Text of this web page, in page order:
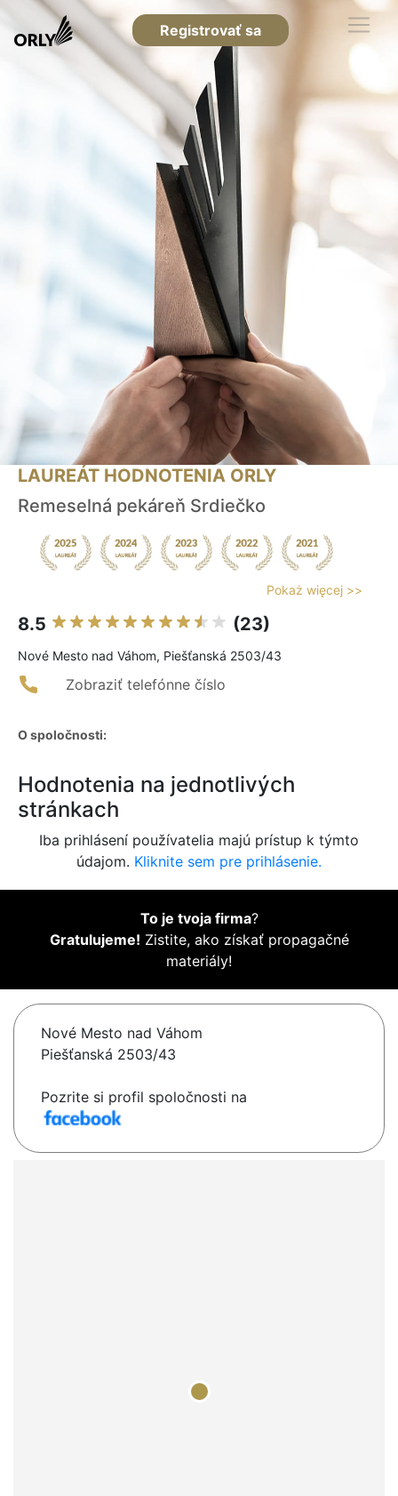
Registrovať sa
LAUREÁT HODNOTENIA ORLY
Remeselná pekáreň Srdiečko
Pokaż więcej >>
8.5 (23)
Nové Mesto nad Váhom, Piešťanská 2503/43
Zobraziť telefónne číslo
O spoločnosti:
Hodnotenia na jednotlivých
stránkach
Iba prihlásení používatelia majú prístup k týmto
údajom. Kliknite sem pre prihlásenie.
To je tvoja firma?
Gratulujeme! Zistite, ako získať propagačné
materiály!
Nové Mesto nad Váhom
Piešťanská 2503/43
Pozrite si profil spoločnosti na